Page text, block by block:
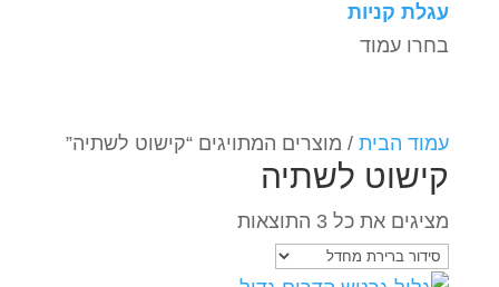
עגלת קניות
בחרו עמוד
עמוד הבית/ מוצרים המתויגים “קישוט לשתיה”
קישוט לשתיה
מציגים את כל ⁦3⁩ התוצאות